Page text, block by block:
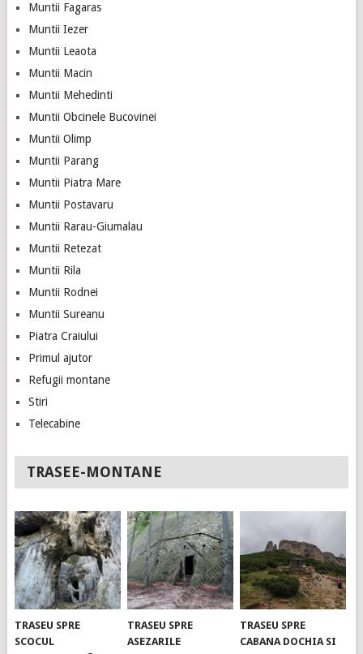
Muntii Fagaras
Muntii Iezer
Muntii Leaota
Muntii Macin
Muntii Mehedinti
Muntii Obcinele Bucovinei
Muntii Olimp
Muntii Parang
Muntii Piatra Mare
Muntii Postavaru
Muntii Rarau-Giumalau
Muntii Retezat
Muntii Rila
Muntii Rodnei
Muntii Sureanu
Piatra Craiului
Primul ajutor
Refugii montane
Stiri
Telecabine
TRASEE-MONTANE
TRASEU SPRE
SCOCUL
TRASEU SPRE
ASEZARILE
TRASEU SPRE
CABANA DOCHIA SI